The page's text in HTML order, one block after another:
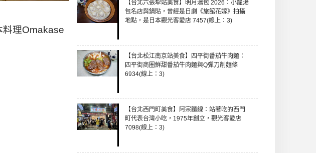
料理Omakase
【台北六張犁站美食】明月湯包 2026：小籠湯
包名店與鍋貼，曾經是日劇《旅館花嫁》拍攝
地點，是日本觀光客愛店 7457(線上：3)
【台北松江南京站美食】四平街番茄牛肉麵：
四平街商圈鮮甜番茄牛肉麵與Q彈刀削麵條
6934(線上：3)
【台北西門町美食】阿宗麵線：站著吃的西門
町代表台灣小吃，1975年創立，觀光客愛店
7098(線上：3)